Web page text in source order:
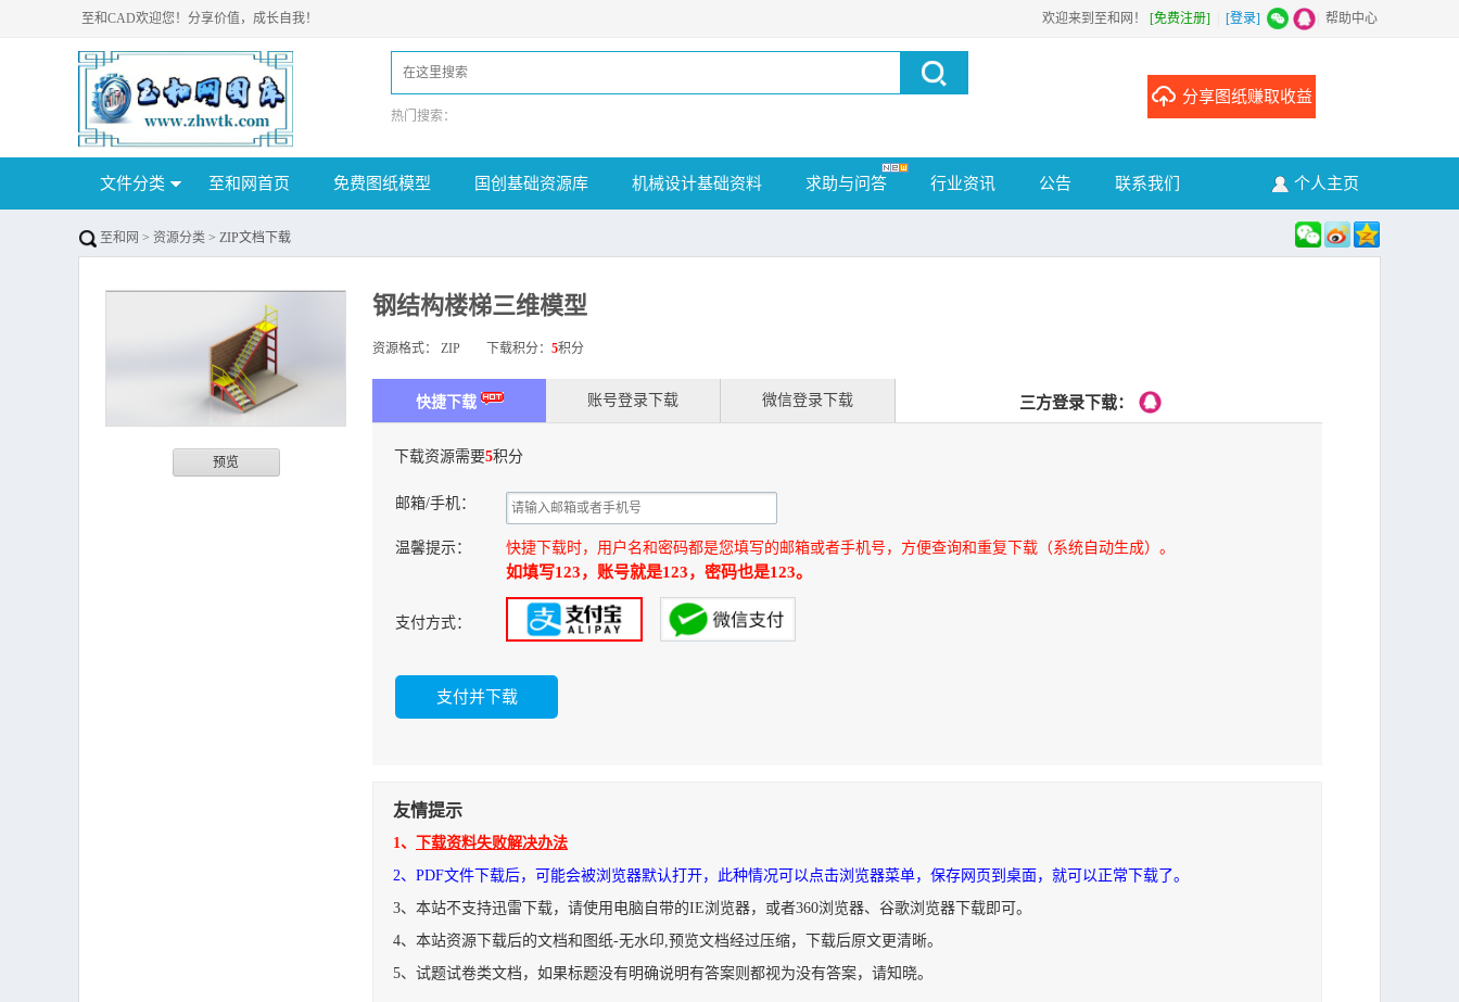
欢迎来到至和网！ [免费注册] [登录] 帮助中心
至和CAD欢迎您！分享价值，成长自我！
热门搜索：
分享图纸赚取收益
文件分类 至和网首页 免费图纸模型 国创基础资源库 机械设计基础资料 求助与问答 行业资讯 公告 联系我们 个人主页
至和网 > 资源分类 > ZIP文档下载
预览
钢结构楼梯三维模型
资源格式： ZIP 下载积分： 5积分
快捷下载 账号登录下载 微信登录下载 三方登录下载：
下载资源需要5积分
邮箱/手机：
温馨提示： 快捷下载时，用户名和密码都是您填写的邮箱或者手机号，方便查询和重复下载（系统自动生成）。
如填写123，账号就是123，密码也是123。
支付方式：
友情提示
1、
下载资料失败解决办法
2、PDF文件下载后，可能会被浏览器默认打开，此种情况可以点击浏览器菜单，保存网页到桌面，就可以正常下载了。
3、本站不支持迅雷下载，请使用电脑自带的IE浏览器，或者360浏览器、谷歌浏览器下载即可。
4、本站资源下载后的文档和图纸-无水印,预览文档经过压缩，下载后原文更清晰。
5、试题试卷类文档，如果标题没有明确说明有答案则都视为没有答案，请知晓。